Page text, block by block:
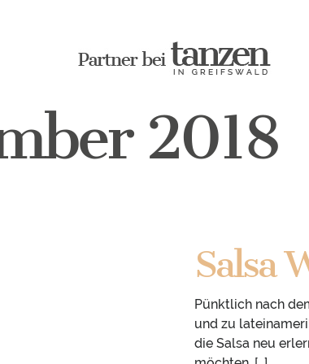
2018
Salsa
Pünktlich nach
und zu
die Salsa neu